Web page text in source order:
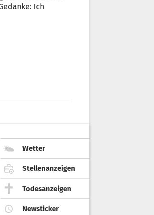
Ich
Wetter
Stellenanzeigen
Todesanzeigen
Newsticker